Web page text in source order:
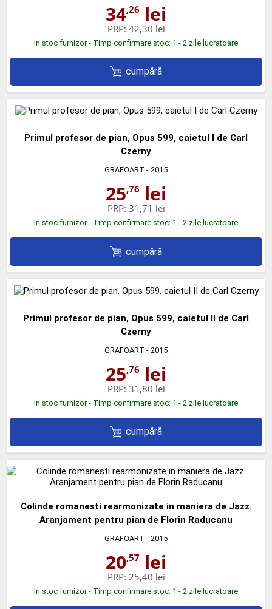
34,26 lei
PRP: 42,30 lei
In stoc furnizor - Timp confirmare stoc: 1 - 2 zile lucratoare
cumpără
Primul profesor de pian, Opus 599, caietul I de Carl
Czerny
GRAFOART - 2015
25,76 lei
PRP: 31,71 lei
In stoc furnizor - Timp confirmare stoc: 1 - 2 zile lucratoare
cumpără
Primul profesor de pian, Opus 599, caietul II de Carl
Czerny
GRAFOART - 2015
25,76 lei
PRP: 31,80 lei
In stoc furnizor - Timp confirmare stoc: 1 - 2 zile lucratoare
cumpără
Colinde romanesti rearmonizate in maniera de Jazz.
Aranjament pentru pian de Florin Raducanu
GRAFOART - 2015
20,57 lei
PRP: 25,40 lei
In stoc furnizor - Timp confirmare stoc: 1 - 2 zile lucratoare